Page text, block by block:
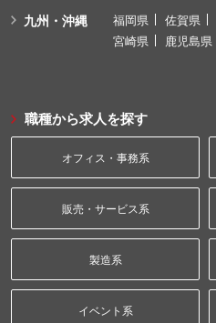
九州・沖縄 福岡県 佐賀県
宮崎県
鹿児島県
職種から求人を探す
オフィス・事務系
販売・サービス系
製造系
イベント系